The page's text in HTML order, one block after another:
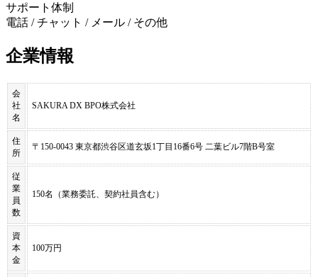
サポート体制
電話 / チャット / メール / その他
企業情報
会
社
名
SAKURA DX BPO株式会社
住
所
〒150-0043 東京都渋谷区道玄坂1丁目16番6号 二葉ビル7階B号室
従
業
員
数
150名（業務委託、契約社員含む）
資
本
金
100万円